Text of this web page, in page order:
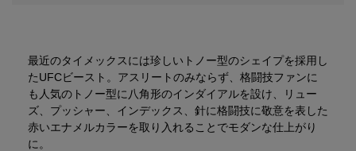
最近のタイメックスには珍しいトノー型のシェイプを採用し
たUFCビースト。アスリートのみならず、格闘技ファンに
も人気のトノー型に八角形のインダイアルを設け、リュー
ズ、プッシャー、インデックス、針に格闘技に敬意を表した
赤いエナメルカラーを取り入れることでモダンな仕上がり
に。